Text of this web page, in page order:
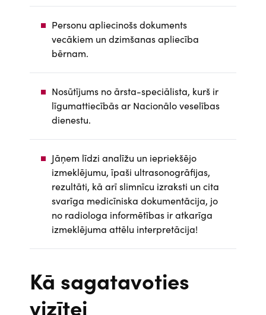
Personu apliecinošs dokuments
vecākiem un dzimšanas apliecība
bērnam.
Nosūtījums no ārsta-speciālista, kurš ir
līgumattiecībās ar Nacionālo veselības
dienestu.
Jāņem līdzi analīžu un iepriekšējo
izmeklējumu, īpaši ultrasonogrāfijas,
rezultāti, kā arī slimnīcu izraksti un cita
svarīga medicīniska dokumentācija, jo
no radiologa informētības ir atkarīga
izmeklējuma attēlu interpretācija!
Kā sagatavoties
vizītei